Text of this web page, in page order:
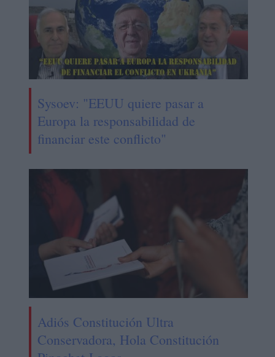
Sysoev: "EEUU quiere pasar a
Europa la responsabilidad de
financiar este conflicto"
Adiós Constitución Ultra
Conservadora, Hola Constitución